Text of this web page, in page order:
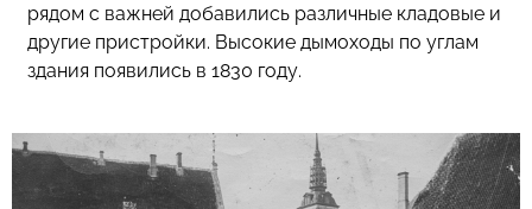
рядом с важней добавились различные кладовые и
другие пристройки. Высокие дымоходы по углам
здания появились в 1830 году.